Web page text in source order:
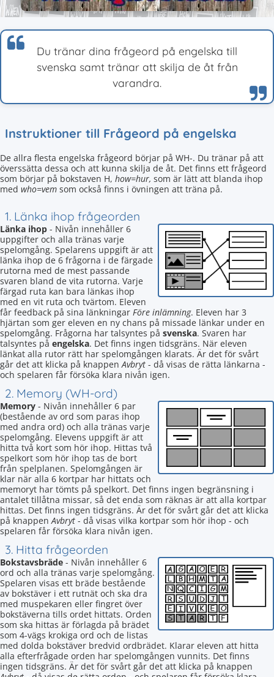
Du tränar dina frågeord på engelska till
svenska samt tränar att skilja de åt från
varandra.
Instruktioner till Frågeord på engelska
De allra flesta engelska frågeord börjar på WH-. Du tränar på att
överssätta dessa och att kunna skilja de åt. Det finns ett frågeord
som börjar på bokstaven H, how=hur, som är lätt att blanda ihop
med who=vem som också finns i övningen att träna på.
1. Länka ihop frågeorden
Länka ihop - Nivån innehåller 6
uppgifter och alla tränas varje
spelomgång. Spelarens uppgift är att
länka ihop de 6 frågorna i de färgade
rutorna med de mest passande
svaren bland de vita rutorna. Varje
färgad ruta kan bara länkas ihop
med en vit ruta och tvärtom. Eleven
får feedback på sina länkningar Före inlämning. Eleven har 3
hjärtan som ger eleven en ny chans på missade länkar under en
spelomgång. Frågorna har talsyntes på svenska. Svaren har
talsyntes på engelska. Det finns ingen tidsgräns. När eleven
länkat alla rutor rätt har spelomgången klarats. Är det för svårt
går det att klicka på knappenAvbryt - då visas de rätta länkarna -
och spelaren får försöka klara nivån igen.
2. Memory (WH-ord)
Memory - Nivån innehåller 6 par
(bestående av ord som paras ihop
med andra ord) och alla tränas varje
spelomgång. Elevens uppgift är att
hitta två kort som hör ihop. Hittas två
spelkort som hör ihop tas de bort
från spelplanen. Spelomgången är
klar när alla 6 kortpar har hittats och
memoryt har tömts på spelkort. Det finns ingen begränsning i
antalet tillåtna missar, så det enda som räknas är att alla kortpar
hittas. Det finns ingen tidsgräns. Är det för svårt går det att klicka
på knappenAvbryt - då visas vilka kortpar som hör ihop - och
spelaren får försöka klara nivån igen.
3. Hitta frågeorden
Bokstavsbräde - Nivån innehåller 6
ord och alla tränas varje spelomgång.
Spelaren visas ett bräde bestående
av bokstäver i ett rutnät och ska dra
med muspekaren eller fingret över
bokstäverna tills ordet hittats. Orden
som ska hittas är förlagda på brädet
som 4-vägs krokiga ord och de listas
med dolda bokstäver bredvid ordbrädet. Klarar eleven att hitta
alla efterfrågade orden har spelomgången vunnits. Det finns
ingen tidsgräns. Är det för svårt går det att klicka på knappen